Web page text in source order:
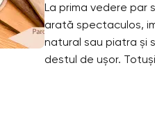
La prima vedere par
arată spectaculos,
natural sau piatra și
destul de ușor.